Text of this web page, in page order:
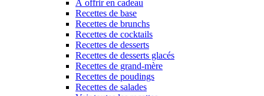
À offrir en cadeau
Recettes de base
Recettes de brunchs
Recettes de cocktails
Recettes de desserts
Recettes de desserts glacés
Recettes de grand-mère
Recettes de poudings
Recettes de salades